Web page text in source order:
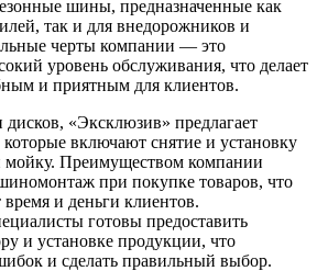
шины, предназначенные как
так и для внедорожников и
черты компании — это
уровень обслуживания, что делает
и приятным для клиентов.
«Эксклюзив» предлагает
включают снятие и установку
мойку. Преимуществом компании
при покупке товаров, что
и деньги клиентов.
готовы предоставить
и установке продукции, что
и сделать правильный выбор.